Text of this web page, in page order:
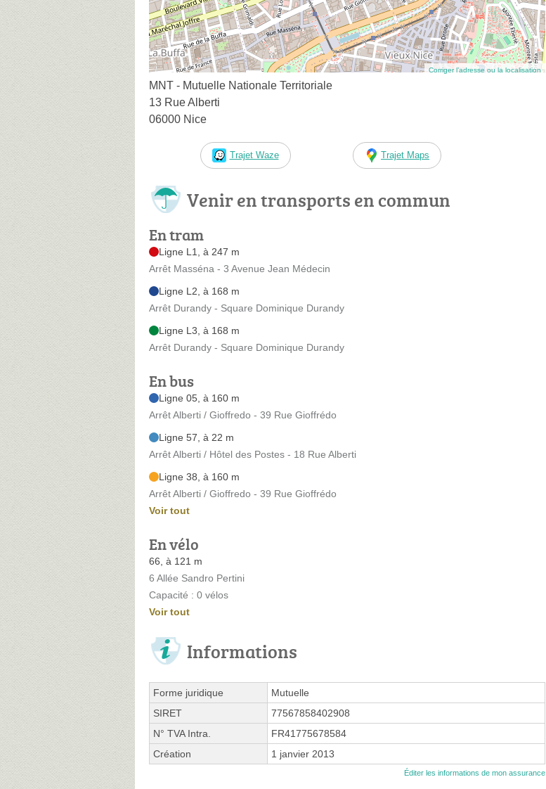
Corriger l’adresse ou la localisation
MNT - Mutuelle Nationale Territoriale
13 Rue Alberti
06000 Nice
Trajet Waze Trajet Maps
Venir en transports en commun
En tram
Ligne L1, à 247 m
Arrêt Masséna - 3 Avenue Jean Médecin
Ligne L2, à 168 m
Arrêt Durandy - Square Dominique Durandy
Ligne L3, à 168 m
Arrêt Durandy - Square Dominique Durandy
En bus
Ligne 05, à 160 m
Arrêt Alberti / Gioffredo - 39 Rue Gioffrédo
Ligne 57, à 22 m
Arrêt Alberti / Hôtel des Postes - 18 Rue Alberti
Ligne 38, à 160 m
Arrêt Alberti / Gioffredo - 39 Rue Gioffrédo
Voir tout
En vélo
66, à 121 m
6 Allée Sandro Pertini
Capacité : 0 vélos
Voir tout
Informations
Forme juridique
Mutuelle
SIRET
77567858402908
N° TVA Intra.
FR41775678584
Création
1 janvier 2013
Éditer les informations de mon assurance